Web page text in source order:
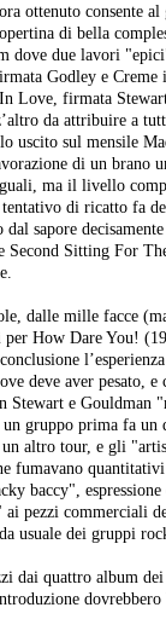
ottenuto consente
di bella
dove due lavori
Godley e Creme
Love, firmata
da attribuire a
uscito sul mensile
di un brano
ma il livello
di ricatto fa
sapore
Second Sitting For
dalle mille facce
How Dare You!
deve aver pesato,
Stewart e Gouldman
gruppo prima fa un
altro tour, e gli
fumavano
baccy",
pezzi commerciali
usuale dei gruppi
dai quattro album
dovrebbero